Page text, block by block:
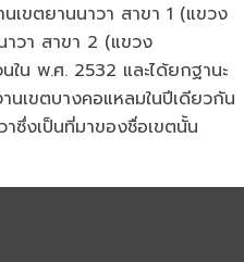
เขตยานนาวา สาขา 1 (แขวง
าวา สาขา 2 (แขวง
น พ.ศ. 2532 และได้ยกฐานะ
นเขตบางคอแหลมในปีเดียวกัน
ซึ่งเป็นที่มาของชื่อเขตนั้น